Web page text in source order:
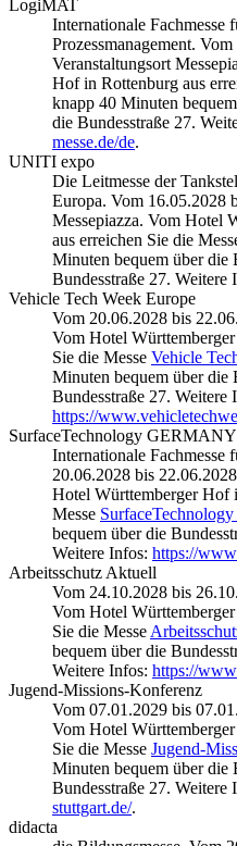
LogiMAT
Internationale
Prozessmanagement.
Veranstaltungsort
Hof in Rottenburg aus
knapp 40 Minuten
die Bundesstraße 27.
messe.de/de.
UNITI expo
Die Leitmesse der
Europa. Vom 16.05.2028
Messepiazza. Vom Hotel
aus erreichen Sie die
Minuten bequem über die
Bundesstraße 27. Weitere
Vehicle Tech Week Europe
Vom 20.06.2028 bis
Vom Hotel
Sie die Messe Vehicle
Minuten bequem über die
Bundesstraße 27. Weitere
https://
SurfaceTechnology GERMANY
Internationale Fachmesse
20.06.2028 bis
Hotel Württemberger Hof
Messe
bequem über die
Weitere Infos: https://
Arbeitsschutz Aktuell
Vom 24.10.2028 bis
Vom Hotel
Sie die Messe
bequem über die
Weitere Infos: https://
Jugend-Missions-Konferenz
Vom 07.01.2029 bis
Vom Hotel
Sie die Messe Jugend-
Minuten bequem über die
Bundesstraße 27. Weitere
stuttgart.de/.
didacta